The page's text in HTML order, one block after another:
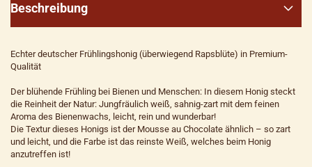
Beschreibung
Echter deutscher Frühlingshonig (überwiegend Rapsblüte) in Premium-
Qualität
Der blühende Frühling bei Bienen und Menschen: In diesem Honig steckt
die Reinheit der Natur: Jungfräulich weiß, sahnig-zart mit dem feinen
Aroma des Bienenwachs, leicht, rein und wunderbar!
Die Textur dieses Honigs ist der Mousse au Chocolate ähnlich – so zart
und leicht, und die Farbe ist das reinste Weiß, welches beim Honig
anzutreffen ist!